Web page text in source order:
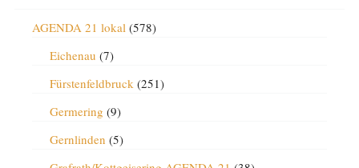
AGENDA 21 lokal(578)
Eichenau (7)
Fürstenfeldbruck(251)
Germering (9)
Gernlinden (5)